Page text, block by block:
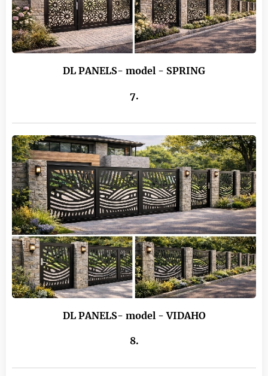
DL PANELS- model - SPRING
7.
DL PANELS- model - VIDAHO
8.